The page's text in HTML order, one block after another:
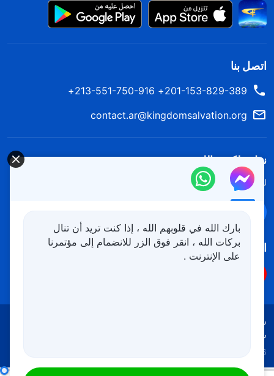
اتصل بنا
201-153-829-389+ 213-551-750-916+
contact.ar@kingdomsalvation.org
نزل ملكوت الله.
لقد نزلت المملكة بالفعل إلى الأرض! هل تريد دخوله؟
اتبعنا
شروط الاستخدام
سياسة ملفات تعريف الارتباط
Copyright © 2026
بارك الله في قلوبهم الله ، إذا كنت تريد أن تنال
بركات الله ، انقر فوق الزر للانضمام إلى مؤتمرنا
على الإنترنت .